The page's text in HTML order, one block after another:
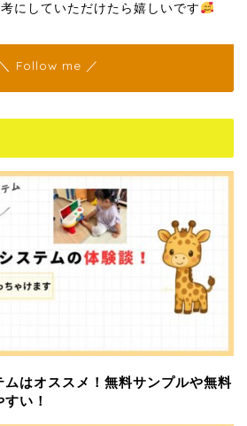
にしていただけたら嬉しいです
＼ Follow me ／
はオススメ！無料サンプルや無料
い！